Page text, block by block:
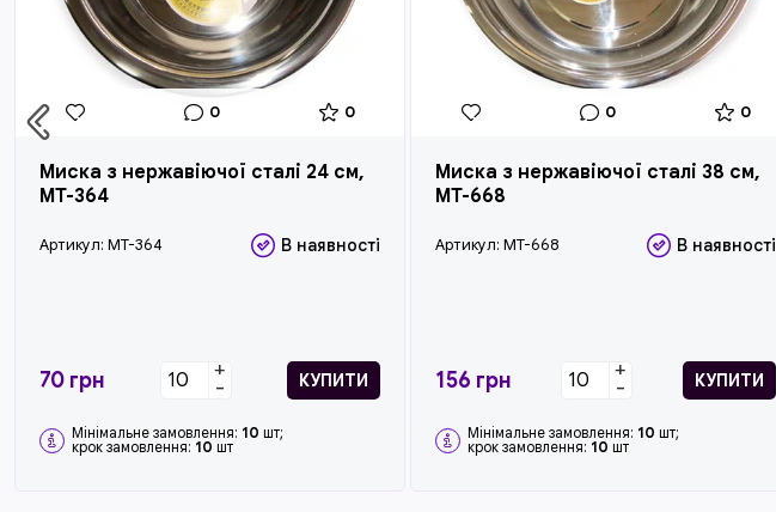
0 0
Миска з нержавіючої сталі 24 см,
MT-364
Артикул: MT-364 В наявності
70 грн +
- КУПИТИ
Мінімальне замовлення: 10 шт;
крок замовлення: 10 шт
0 0
Миска з нержавіючої сталі 38 см,
MT-668
Артикул: MT-668 В наявності
156 грн +
- КУПИТИ
Мінімальне замовлення: 10 шт;
крок замовлення: 10 шт